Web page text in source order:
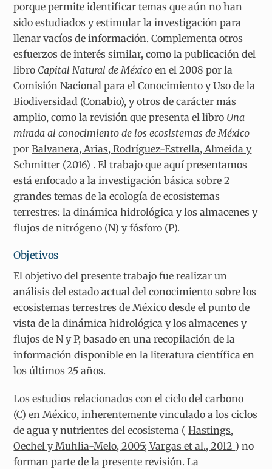
porque permite identificar temas que aún no han
sido estudiados y estimular la investigación para
llenar vacíos de información. Complementa otros
esfuerzos de interés similar, como la publicación del
libro Capital Natural de México en el 2008 por la
Comisión Nacional para el Conocimiento y Uso de la
Biodiversidad (Conabio), y otros de carácter más
amplio, como la revisión que presenta el libro Una
mirada al conocimiento de los ecosistemas de México
porBalvanera, Arias, Rodríguez-Estrella, Almeida y
Schmitter (2016) . El trabajo que aquí presentamos
está enfocado a la investigación básica sobre 2
grandes temas de la ecología de ecosistemas
terrestres: la dinámica hidrológica y los almacenes y
flujos de nitrógeno (N) y fósforo (P).
Objetivos
El objetivo del presente trabajo fue realizar un
análisis del estado actual del conocimiento sobre los
ecosistemas terrestres de México desde el punto de
vista de la dinámica hidrológica y los almacenes y
flujos de N y P, basado en una recopilación de la
información disponible en la literatura científica en
los últimos 25 años.
Los estudios relacionados con el ciclo del carbono
(C) en México, inherentemente vinculado a los ciclos
de agua y nutrientes del ecosistema (Hastings,
Oechel y Muhlia-Melo, 2005; Vargas et al., 2012 ) no
forman parte de la presente revisión. La